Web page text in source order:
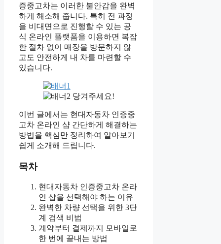
증중고차는 이러한 불안감을 완벽
하게 해소해 줍니다. 특히 전 과정
을 비대면으로 진행할 수 있는 공
식 온라인 플랫폼을 이용하면 복잡
한 절차 없이 매장을 방문하지 않
고도 안전하게 내 차를 마련할 수
있습니다.
당겨주세요!
이번 글에서는 현대자동차 인증중
고차 온라인 샵 간단하게 해결하는
방법을 핵심만 정리하여 알아보기
쉽게 소개해 드립니다.
목차
현대자동차 인증중고차 온라
인 샵을 선택해야 하는 이유
완벽한 차량 선택을 위한 3단
계 검색 비법
계약부터 결제까지 모바일로
한 번에 끝내는 방법